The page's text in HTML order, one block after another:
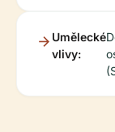
Umělecké
vlivy: